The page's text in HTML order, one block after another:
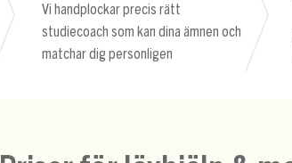
Vi handplockar precis rätt
studiecoach som kan dina ämnen och
matchar dig personligen